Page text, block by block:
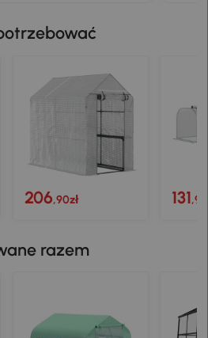
206,90zł 131
razem